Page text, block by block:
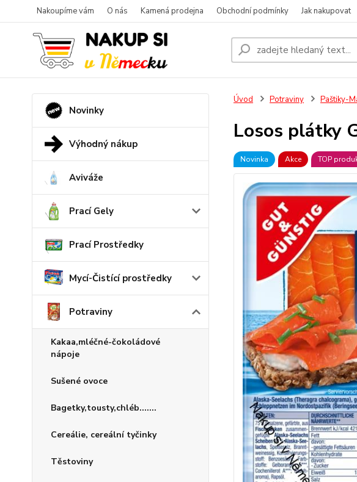
Nakoupíme vám O nás Kamená prodejna Obchodní podmínky Jak nakupovat
Novinky
Výhodný nákup
Aviváže
Prací Gely
Prací Prostředky
Mycí-Čistící prostředky
Potraviny
Kakaa,mléčné-čokoládové
nápoje
Sušené ovoce
Bagetky,tousty,chléb.......
Cereálie, cereální tyčinky
Těstoviny
Úvod Potraviny Paštiky-
Losos plátky
Novinka Akce TOP